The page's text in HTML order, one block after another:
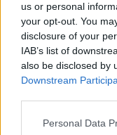
us or personal
your opt-out. You
disclosure of your
IAB’s list of
also be disclosed by
Downstream
Please note that
Personal Data
Después comenzar
2010, Kyle Hines
convirtiéndose en el
historia de la
superar a la leyenda